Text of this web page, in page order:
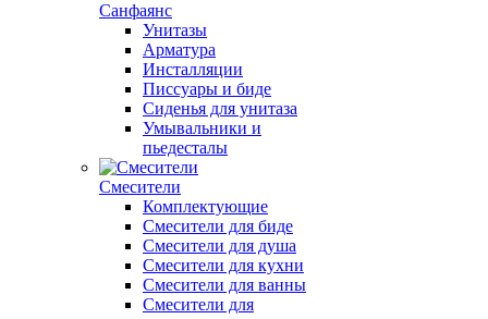
Санфаянс
Унитазы
Арматура
Инсталляции
Писсуары и биде
Сиденья для унитаза
Умывальники и
пьедесталы
Смесители
Комплектующие
Смесители для биде
Смесители для душа
Смесители для кухни
Смесители для ванны
Смесители для